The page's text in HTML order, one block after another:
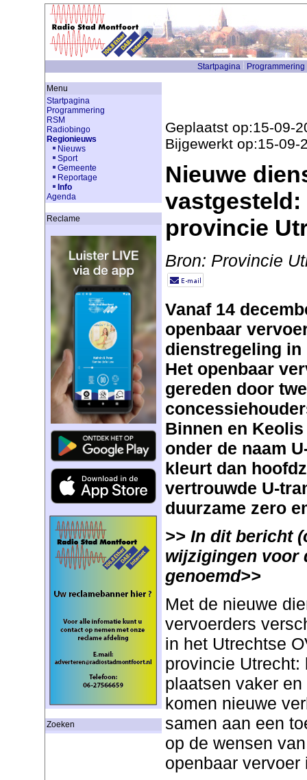
Startpagina Programmering
Menu
Startpagina
Programmering
RSM
Radiobingo
Regionieuws
Nieuws
Sport
Gemeente
Reportage
Info
Agenda
Reclame
Zoeken
Geplaatst op:15-09-
Bijgewerkt op:15-09-
Nieuwe
vastgesteld:
provincie
Bron: Provincie
Vanaf 14
openbaar
dienstregeling
Het openbaar
gereden door
Binnen en
onder de naam
kleurt dan
vertrouwde U-
duurzame zero
>> In dit bericht
wijzigingen voor
genoemd>>
Met de nieuwe
vervoerders
in het Utrechtse
provincie Utrecht:
plaatsen vaker
komen nieuwe
samen aan een
op de wensen
openbaar vervoer